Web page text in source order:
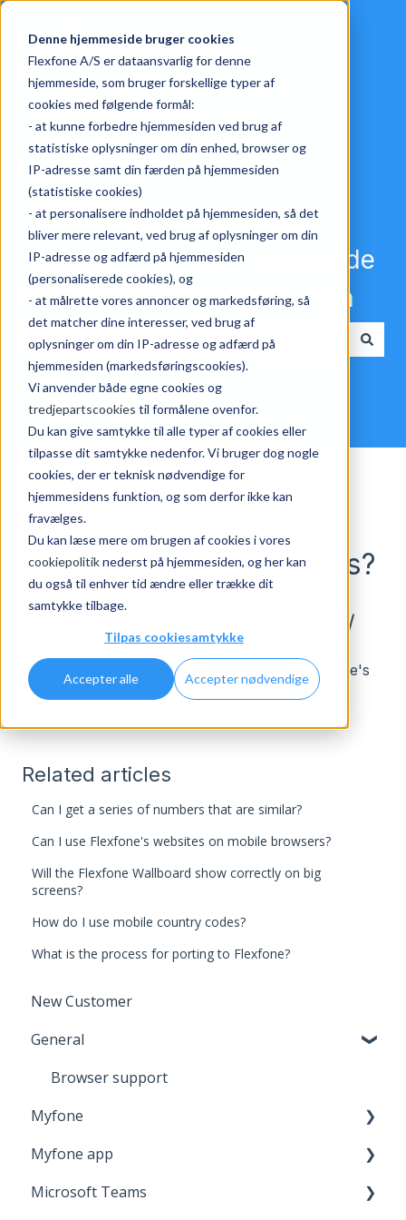
Denne hjemmeside bruger cookies
Flexfone A/S er dataansvarlig for denne
hjemmeside, som bruger forskellige typer af
cookies med følgende formål:
- at kunne forbedre hjemmesiden ved brug af
statistiske oplysninger om din enhed, browser og
IP-adresse samt din færden på hjemmesiden
(statistiske cookies)
- at personalisere indholdet på hjemmesiden, så det
bliver mere relevant, ved brug af oplysninger om din
IP-adresse og adfærd på hjemmesiden
(personaliserede cookies), og
- at målrette vores annoncer og markedsføring, så
det matcher dine interesser, ved brug af
oplysninger om din IP-adresse og adfærd på
hjemmesiden (markedsføringscookies).
Vi anvender både egne cookies og
tredjepartscookies til formålene ovenfor.
Du kan give samtykke til alle typer af cookies eller
tilpasse dit samtykke nedenfor. Vi bruger dog nogle
cookies, der er teknisk nødvendige for
hjemmesidens funktion, og som derfor ikke kan
fravælges.
Du kan læse mere om brugen af cookies i vores
cookiepolitiknederst på hjemmesiden, og her kan
du også til enhver tid ændre eller trække dit
samtykke tilbage.
Tilpas cookiesamtykke
Accepter alle Accepter nødvendige
Choose a category, and finde
the answer to your question
There are no suggestions because the search field
General
Where can I see
Flexfone's system status?
Go to https://status.flexfone.dk/
You can see the current status of all of Flexfone's
systems at https://status.flexfone.dk/
Related articles
Can I get a series of numbers that are similar?
Can I use Flexfone's websites on mobile browsers?
Will the Flexfone Wallboard show correctly on big
screens?
How do I use mobile country codes?
What is the process for porting to Flexfone?
New Customer
General
Browser support
Myfone
General about Myfone
Guide for softphone (Call with Myfone)
Myfone app
Guide to Myfone app
Microsoft Teams